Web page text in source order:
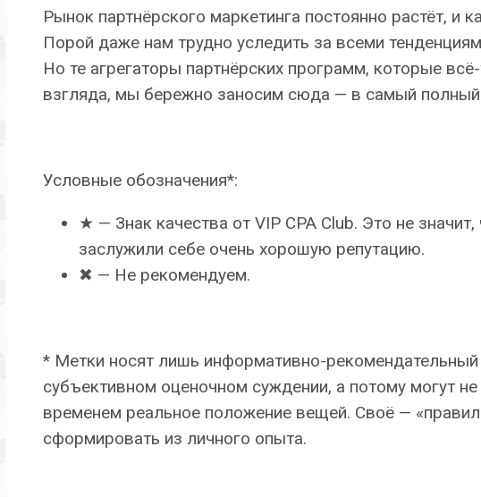
Рынок партнёрского маркетинга постоянно растёт,
Порой даже нам трудно уследить за всеми
Но те агрегаторы партнёрских программ, которые
взгляда, мы бережно заносим сюда — в самый полный
Условные обозначения*:
★ — Знак качества от VIP CPA Club. Это не
заслужили себе очень хорошую репутацию.
✖︎ — Не рекомендуем.
* Метки носят лишь информативно-
субъективном оценочном суждении, а потому могут
временем реальное положение вещей. Своё —
сформировать из личного опыта.